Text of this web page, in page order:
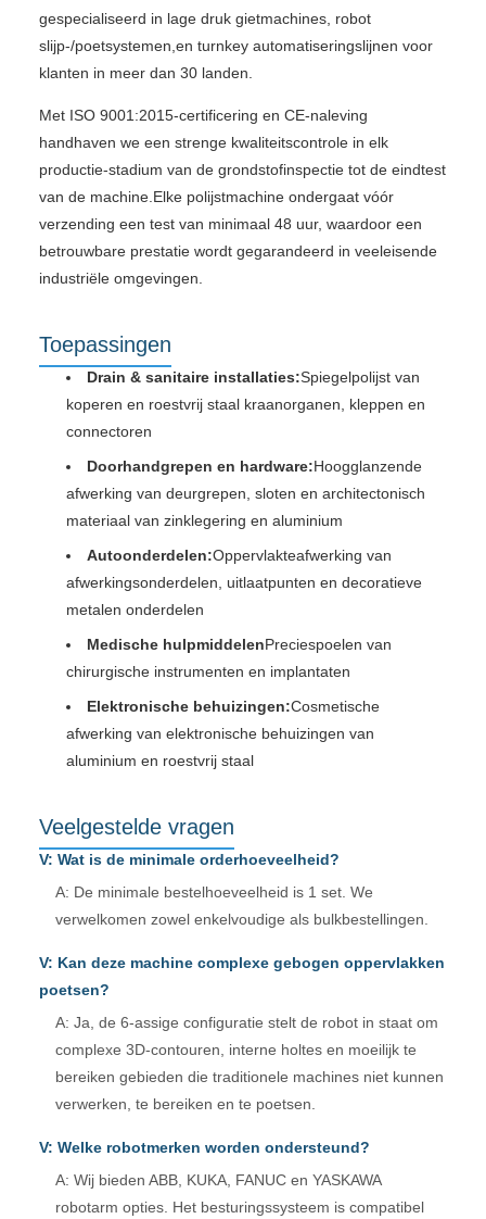
gespecialiseerd in lage druk gietmachines, robot
slijp-/poetsystemen,en turnkey automatiseringslijnen voor
klanten in meer dan 30 landen.
Met ISO 9001:2015-certificering en CE-naleving
handhaven we een strenge kwaliteitscontrole in elk
productie-stadium van de grondstofinspectie tot de eindtest
van de machine.Elke polijstmachine ondergaat vóór
verzending een test van minimaal 48 uur, waardoor een
betrouwbare prestatie wordt gegarandeerd in veeleisende
industriële omgevingen.
Toepassingen
Drain & sanitaire installaties:Spiegelpolijst van
koperen en roestvrij staal kraanorganen, kleppen en
connectoren
Doorhandgrepen en hardware:Hoogglanzende
afwerking van deurgrepen, sloten en architectonisch
materiaal van zinklegering en aluminium
Autoonderdelen:Oppervlakteafwerking van
afwerkingsonderdelen, uitlaatpunten en decoratieve
metalen onderdelen
Medische hulpmiddelenPreciespoelen van
chirurgische instrumenten en implantaten
Elektronische behuizingen:Cosmetische
afwerking van elektronische behuizingen van
aluminium en roestvrij staal
Veelgestelde vragen
V: Wat is de minimale orderhoeveelheid?
A: De minimale bestelhoeveelheid is 1 set. We
verwelkomen zowel enkelvoudige als bulkbestellingen.
V: Kan deze machine complexe gebogen oppervlakken
poetsen?
A: Ja, de 6-assige configuratie stelt de robot in staat om
complexe 3D-contouren, interne holtes en moeilijk te
bereiken gebieden die traditionele machines niet kunnen
verwerken, te bereiken en te poetsen.
V: Welke robotmerken worden ondersteund?
A: Wij bieden ABB, KUKA, FANUC en YASKAWA
robotarm opties. Het besturingssysteem is compatibel